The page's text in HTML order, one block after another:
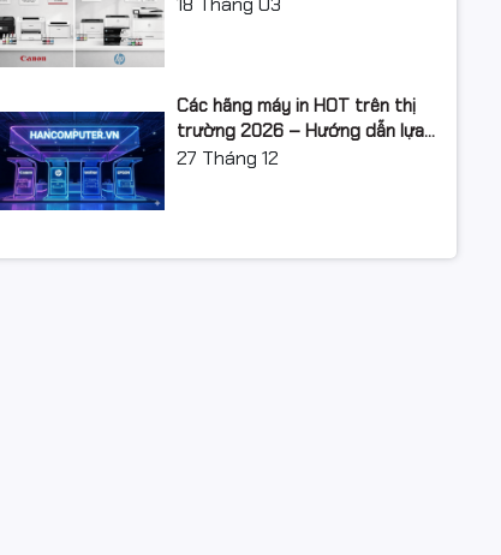
Các hãng máy in HOT trên thị
trường 2026 – Hướng dẫn lựa
chọn và so sánh chi tiết
27 Tháng 12